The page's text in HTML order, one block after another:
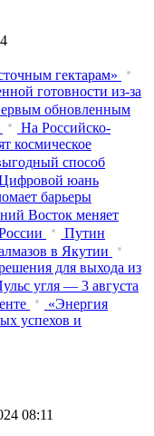
гектарам»
готовности из‑за
обновленным
На Российско-
космическое
способ
юань
барьеры
Восток меняет
Путин
в Якутии
для выхода из
угля — 3 августа
«Энергия
успехов и
08:11